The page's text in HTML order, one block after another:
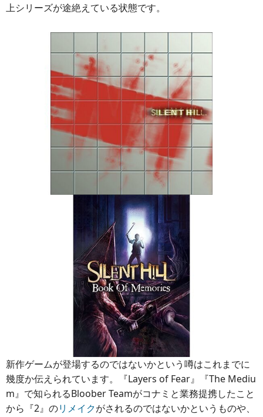
上シリーズが途絶えている状態です。
新作ゲームが登場するのではないかという噂はこれまでに
幾度か伝えられています。『Layers of Fear』『The Mediu
m』で知られるBloober Teamがコナミと業務提携したこと
から『2』のリメイクがされるのではないかというものや、